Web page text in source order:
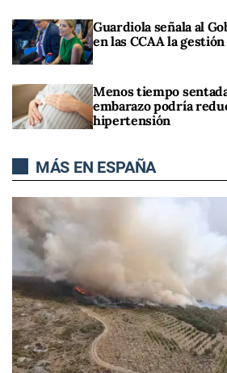
Guardiola señala al
en las CCAA la
Menos tiempo
embarazo podría
hipertensión
MÁS EN ESPAÑA